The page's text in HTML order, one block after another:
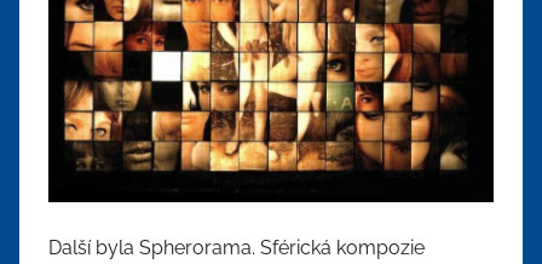
Další byla Spherorama. Sférická kompozie